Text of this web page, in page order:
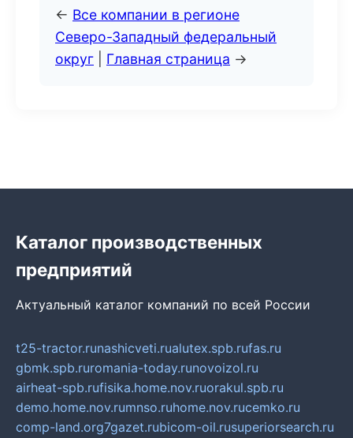
← Все компании в регионе
Северо-Западный федеральный
округ
Главная страница →
Каталог производственных
предприятий
Актуальный каталог компаний по всей России
t25-tractor.runashicveti.rualutex.spb.rufas.ru
gbmk.spb.ruromania-today.runovoizol.ru
airheat-spb.rufisika.home.nov.ruorakul.spb.ru
demo.home.nov.rumnso.ruhome.nov.rucemko.ru
comp-land.org7gazet.rubicom-oil.rusuperiorsearch.ru